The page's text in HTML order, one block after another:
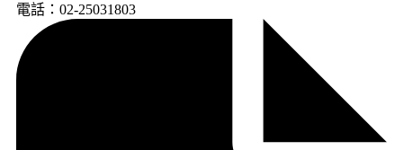
電話：02-25031803